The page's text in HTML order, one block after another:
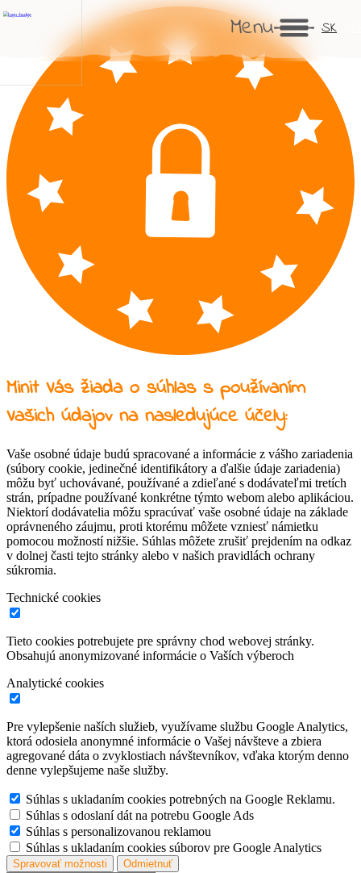
Minit Vás žiada o súhlas s používaním
Vašich údajov na nasledujúce účely:
Vaše osobné údaje budú spracované a informácie z vášho zariadenia
(súbory cookie, jedinečné identifikátory a ďalšie údaje zariadenia)
môžu byť uchovávané, používané a zdieľané s dodávateľmi tretích
strán, prípadne používané konkrétne týmto webom alebo aplikáciou.
Niektorí dodávatelia môžu spracúvať vaše osobné údaje na základe
oprávneného záujmu, proti ktorému môžete vzniesť námietku
pomocou možností nižšie. Súhlas môžete zrušiť prejdením na odkaz
v dolnej časti tejto stránky alebo v našich pravidlách ochrany
súkromia.
Technické cookies
Tieto cookies potrebujete pre správny chod webovej stránky.
Obsahujú anonymizované informácie o Vaších výberoch
Analytické cookies
Pre vylepšenie naších služieb, využívame službu Google Analytics,
ktorá odosiela anonymné informácie o Vašej návšteve a zbiera
agregované dáta o zvyklostiach návštevníkov, vďaka ktorým denno
denne vylepšujeme naše služby.
Súhlas s ukladaním cookies potrebných na Google Reklamu.
Súhlas s odoslaní dát na potrebu Google Ads
Súhlas s personalizovanou reklamou
Súhlas s ukladaním cookies súborov pre Google Analytics
Spravovať možnosti
Odmietnuť
Menu SK